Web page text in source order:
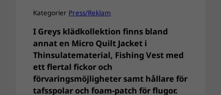
Kategorier Press/Reklam
I Greys klädkollektion finns bland
annat en Micro Quilt Jacket i
Thinsulatematerial, Fishing Vest med
ett flertal fickor och
förvaringsmöjligheter samt hållare för
tafsspolar och foam-patch för flugor.